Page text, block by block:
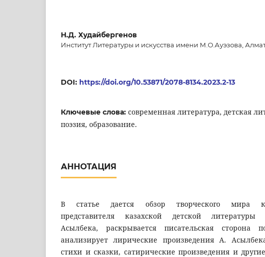
Н.Д. Худайбергенов
Институт Литературы и искусства имени М.О.Ауэзова,
DOI: https://doi.org/10.53871/2078-8134.2023.2-13
Ключевые слова: современная литература, детская
поэзия, образование.
АННОТАЦИЯ
В статье дается обзор творческого мира
представителя казахской детской литературы
Асылбека, раскрывается писательская сторона
анализирует лирические произведения А.
стихи и сказки, сатирические произведения и